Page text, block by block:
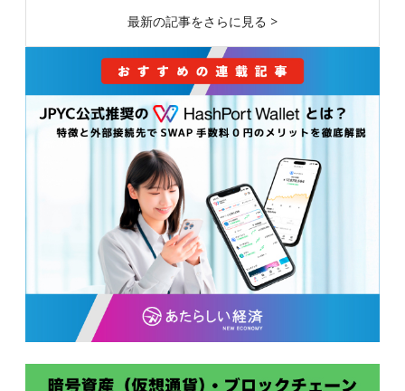
最新の記事をさらに見る >